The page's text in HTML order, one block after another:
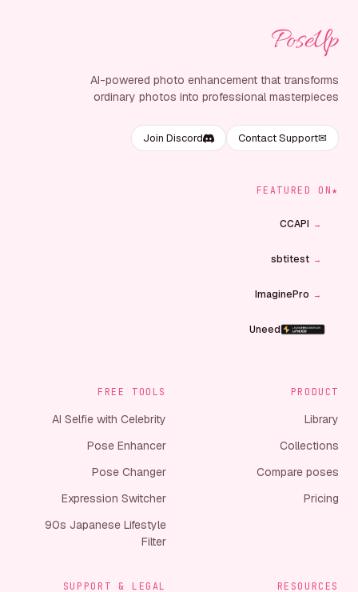
PoseUp
AI-powered photo enhancement that transforms
ordinary photos into professional masterpieces
✉
Contact Support
Join Discord
★
FEATURED ON
→
CCAPI
→
sbtitest
→
ImaginePro
Uneed
→
AiToolGo
→
SeekTool.ai
PRODUCT
Library
Collections
Compare poses
Pricing
FREE TOOLS
AI Selfie with Celebrity
Pose Enhancer
Pose Changer
Expression Switcher
90s Japanese Lifestyle
Filter
RESOURCES
SUPPORT & LEGAL